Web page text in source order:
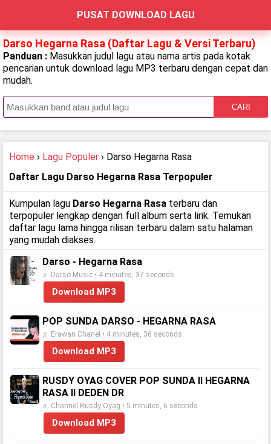
PUSAT DOWNLOAD LAGU
Darso Hegarna Rasa (Daftar Lagu & Versi Terbaru)
Panduan : Masukkan judul lagu atau nama artis pada kotak
pencarian untuk download lagu MP3 terbaru dengan cepat dan
mudah.
CARI
Home › Lagu Populer › Darso Hegarna Rasa
Daftar Lagu Darso Hegarna Rasa Terpopuler
Kumpulan lagu Darso Hegarna Rasa terbaru dan
terpopuler lengkap dengan full album serta lirik. Temukan
daftar lagu lama hingga rilisan terbaru dalam satu halaman
yang mudah diakses.
Darso - Hegarna Rasa
♬ Darso Music • 4 minutes, 37 seconds
Download MP3
POP SUNDA DARSO - HEGARNA RASA
♬ Erawan Chanel • 4 minutes, 36 seconds
Download MP3
RUSDY OYAG COVER POP SUNDA II HEGARNA
RASA II DEDEN DR
♬ Channel Rusdy Oyag • 5 minutes, 6 seconds
Download MP3